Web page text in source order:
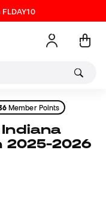
Member Points
2025-2026